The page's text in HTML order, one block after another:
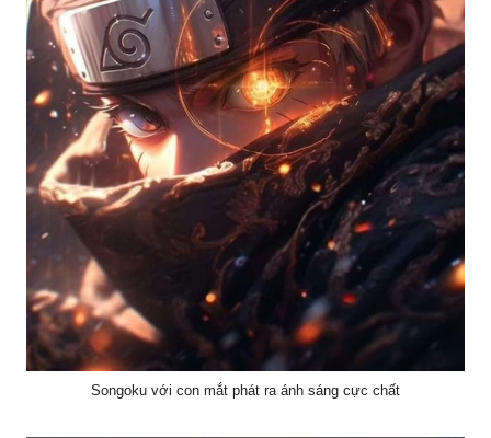
Songoku với con mắt phát ra ánh sáng cực chất